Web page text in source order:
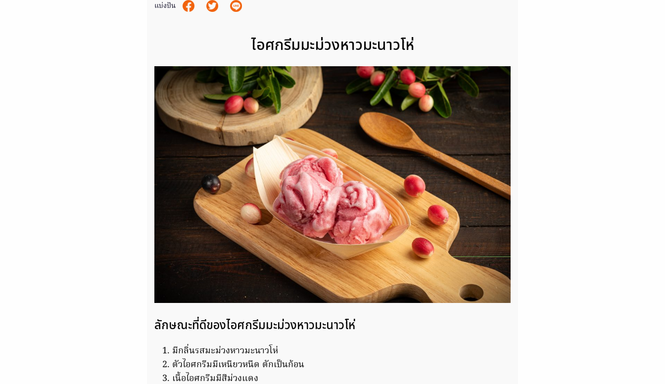
แบ่งปัน
ไอศกรีมมะม่วงหาวมะนาวโห่
ลักษณะที่ดีของไอศกรีมมะม่วงหาวมะนาวโห่
มีกลิ่นรสมะม่วงหาวมะนาวโห่
ตัวไอศกรีมมีเหนียวหนืด ตักเป็นก้อน
เนื้อไอศกรีมมีสีม่วงแดง